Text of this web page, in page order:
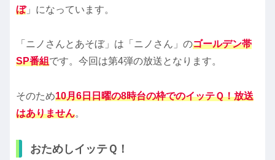
ぼ」になっています。
「ニノさんとあそぼ」は「ニノさん」のゴールデン帯
SP番組です。今回は第4弾の放送となります。
そのため10月6日日曜の8時台の枠でのイッテＱ！放送
はありません。
おためしイッテＱ！